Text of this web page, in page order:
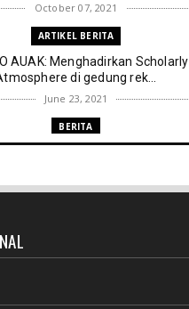
October 07, 2021
ARTIKEL BERITA
AUAK: Menghadirkan Scholarly
di gedung rek...
June 23, 2021
BERITA
June 06, 2021
Perpustakaan IAIN Parepare
menuju perpustakaan ...